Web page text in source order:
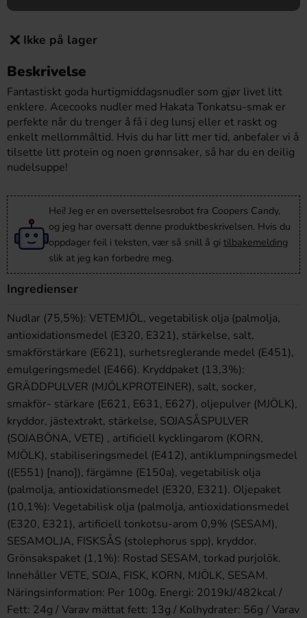
Ikke på lager
Beskrivelse
Fantastiskt goda hurtigmiddagsnudler som gjør livet litt
enklere. Acecooks nudler med Hakata Tonkatsu-smak er
perfekte når du trenger å få i deg lunsj eller et raskt og
enkelt mellommåltid. Hvis du har litt mer tid, anbefaler vi å
tilsette litt protein og noen grønnsaker, så har du en deilig
nudelsuppe!
Hei! Jeg er en oversettelsesrobot fra Coopers Candy,
og jeg har oversatt denne produktbeskrivelsen. Hvis du
oppdager feil i teksten, vær så snill å gi tilbakemelding
slik at jeg kan forbedre meg.
Ingredienser
Nudlar (75,5%): VETEMJÖL, vegetabilisk olja (palmolja,
antioxidationsmedel (E320, E321), stärkelse, salt,
smakförstärkare (E621), surhetsreglerande medel (E451),
emulgeringsmedel (E466). Kryddpaket (13,3%):
GRÄDDPULVER (MJÖLKPROTEINER), salt, socker,
smakför- stärkare (E621, E631, E627), oljepulver (MJÖLK),
kryddor, jästextrakt, stärkelse, SOJASÅSPULVER
(SOJABÖNA, VETE) , artificiell kycklingarom (KORN,
MJÖLK), stabiliseringsmedel (E412), antiklumpningsmedel
((E551) [nano]), färgämne (E150a), vegetabilisk olja
(palmolja, antioxidationsmedel (E320, E321). Oljepaket
(10,1%): Vegetabilisk olja (palmolja, antioxidationsmedel
(E320, E321), artificiell tonkotsu-arom 0,9% (SESAM),
SESAMOLJA, FISKSÅS (stolephorus spp), kryddor.
Grönsakspaket (1,1%): Rostad SESAM, torkad purjolök.
Innehåller VETE, SOJA, FISK, KORN, MJÖLK, SESAM.
Näringsinformation: Per 100g. Energi: 2019kJ/482kcal /
Fett: 24g / Varav mättat fett: 13g / Kolhydrater: 56g / Varav